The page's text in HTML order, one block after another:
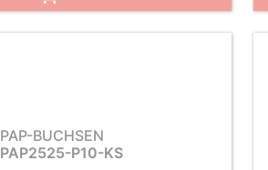
PAP-BUCHSEN
PAP2525-P10-KS